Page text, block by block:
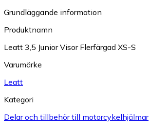
Grundläggande information
Produktnamn
Leatt 3,5 Junior Visor Flerfärgad XS-S
Varumärke
Leatt
Kategori
Delar och tillbehör till motorcykelhjälmar